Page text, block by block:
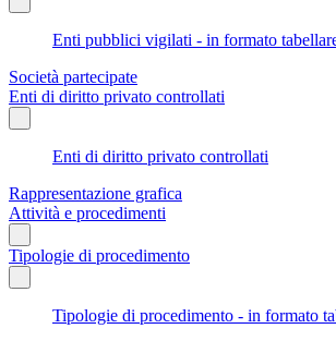
Enti pubblici vigilati - in formato
Società partecipate
Enti di diritto privato controllati
Enti di diritto privato controllati
Rappresentazione grafica
Attività e procedimenti
Tipologie di procedimento
Tipologie di procedimento - in formato